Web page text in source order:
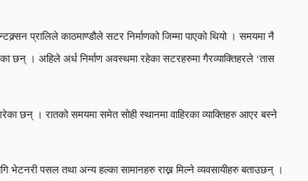
प्रालिले काठमाण्डौले सटर निर्माणको जिम्मा पाएको थियो । समयमा नै
छन् । अहिले अर्ध निर्माण अवस्थमा रहेका सटरहरुमा गैरव्याक्तिहरले ‘तास
छन् । रातको समयमा समेत सोही स्थानमा वाहिरका व्याक्तिहरु आएर बस्ने
भेटनरी पसल तथा अन्य हल्का सामानहरु राख्न मिल्ने व्यवसायीहरु बताउछन् ।